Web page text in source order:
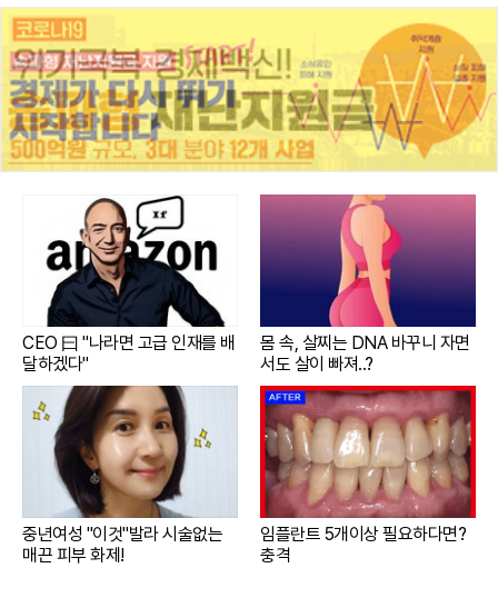
CEO 曰 "나라면 고급 인재를 배
달하겠다"
몸 속, 살찌는 DNA 바꾸니 자면
서도 살이 빠져..?
중년여성 "이것"발라 시술없는
매끈 피부 화제!
임플란트 5개이상 필요하다면?
충격